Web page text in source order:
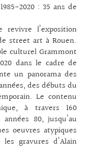
2020 : 35 ans de
l’exposition
street art à Rouen.
culturel Grammont
dans le cadre de
un panorama des
des débuts du
Le contenu
à travers 160
80, jusqu’au
oeuvres atypiques
gravures d’Alain